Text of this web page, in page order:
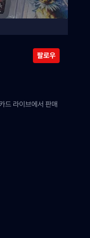
팔로우
드 라이브에서 판매